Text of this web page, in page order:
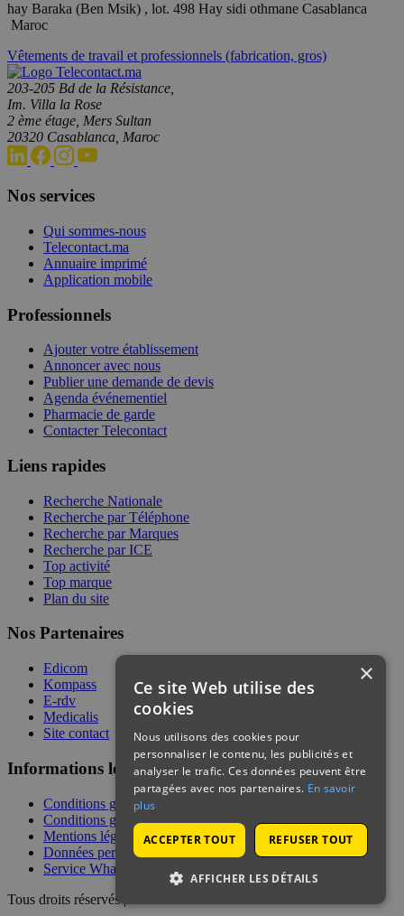
hay Baraka (Ben Msik) , lot. 498 Hay sidi othmane Casablanca
Maroc
Vêtements de travail et professionnels (fabrication, gros)
203-205 Bd de la Résistance,
Im. Villa la Rose
2 ème étage, Mers Sultan
20320 Casablanca, Maroc
Nos services
Qui sommes-nous
Telecontact.ma
Annuaire imprimé
Application mobile
Professionnels
Ajouter votre établissement
Annoncer avec nous
Publier une demande de devis
Agenda événementiel
Pharmacie de garde
Contacter Telecontact
Liens rapides
Recherche Nationale
Recherche par Téléphone
Recherche par Marques
Recherche par ICE
Top activité
Top marque
Plan du site
Nos Partenaires
Edicom
Kompass
E-rdv
Medicalis
Site contact
Informations légales
Conditions générales de services
Conditions générales de vente
Mentions légales
Données personnelles
Service WhatsApp
Tous droits réservés | © Telecontact 2026
×
Ce site Web utilise des
cookies
Nous utilisons des cookies pour
personnaliser le contenu, les publicités et
analyser le trafic. Ces données peuvent être
partagées avec nos partenaires. En savoir
plus
ACCEPTER TOUT REFUSER TOUT
AFFICHER LES DÉTAILS